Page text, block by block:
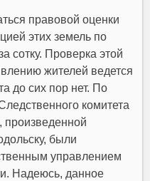
правовой оценки
этих земель по
сотку. Проверка этой
жителей ведется
до сих пор нет. По
комитета
были
управлением
Надеюсь, данное